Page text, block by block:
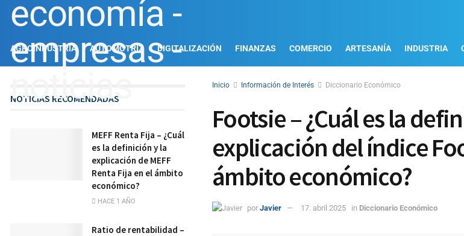
AGROINDUSTRIA AUTOMOTRIZ DIGITALIZACIÓN FINANZAS COMERCIO ARTESANÍA INDUSTRIA
Inicio Información de Interés Diccionario Económico
Footsie – ¿Cuál es la
explicación del índice
ámbito económico?
por Javier 17. abril 2025 in Diccionario Económico
NOTICIAS RECOMENDADAS
MEFF Renta Fija – ¿Cuál
es la definición y la
explicación de MEFF
Renta Fija en el ámbito
económico?
HACE 1 AÑO
Ratio de rentabilidad –